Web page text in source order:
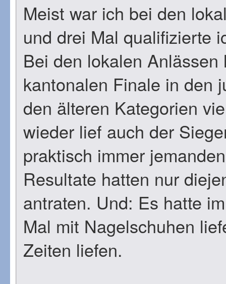
Meist war ich bei den
und drei Mal qualifizierte
Bei den lokalen
kantonalen Finale in den
den älteren Kategorien
wieder lief auch der
praktisch immer
Resultate hatten nur
antraten. Und: Es hatte
Mal mit Nagelschuhen
Zeiten liefen.